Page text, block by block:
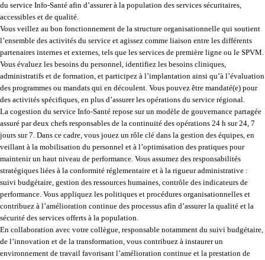
du service Info-Santé afin d’assurer à la population des services sécuritaires,
accessibles et de qualité.
Vous veillez au bon fonctionnement de la structure organisationnelle qui soutient
l’ensemble des activités du service et agissez comme liaison entre les différents
partenaires internes et externes, tels que les services de première ligne ou le SPVM.
Vous évaluez les besoins du personnel, identifiez les besoins cliniques,
administratifs et de formation, et participez à l’implantation ainsi qu’à l’évaluation
des programmes ou mandats qui en découlent. Vous pouvez être mandaté(e) pour
des activités spécifiques, en plus d’assurer les opérations du service régional.
La cogestion du service Info-Santé repose sur un modèle de gouvernance partagée
assuré par deux chefs responsables de la continuité des opérations 24 h sur 24, 7
jours sur 7. Dans ce cadre, vous jouez un rôle clé dans la gestion des équipes, en
veillant à la mobilisation du personnel et à l’optimisation des pratiques pour
maintenir un haut niveau de performance. Vous assumez des responsabilités
stratégiques liées à la conformité réglementaire et à la rigueur administrative :
suivi budgétaire, gestion des ressources humaines, contrôle des indicateurs de
performance. Vous appliquez les politiques et procédures organisationnelles et
contribuez à l’amélioration continue des processus afin d’assurer la qualité et la
sécurité des services offerts à la population.
En collaboration avec votre collègue, responsable notamment du suivi budgétaire,
de l’innovation et de la transformation, vous contribuez à instaurer un
environnement de travail favorisant l’amélioration continue et la prestation de